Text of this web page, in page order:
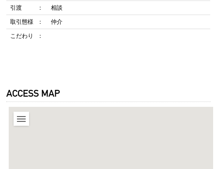
引渡 相談
取引態様 仲介
こだわり
ACCESS MAP